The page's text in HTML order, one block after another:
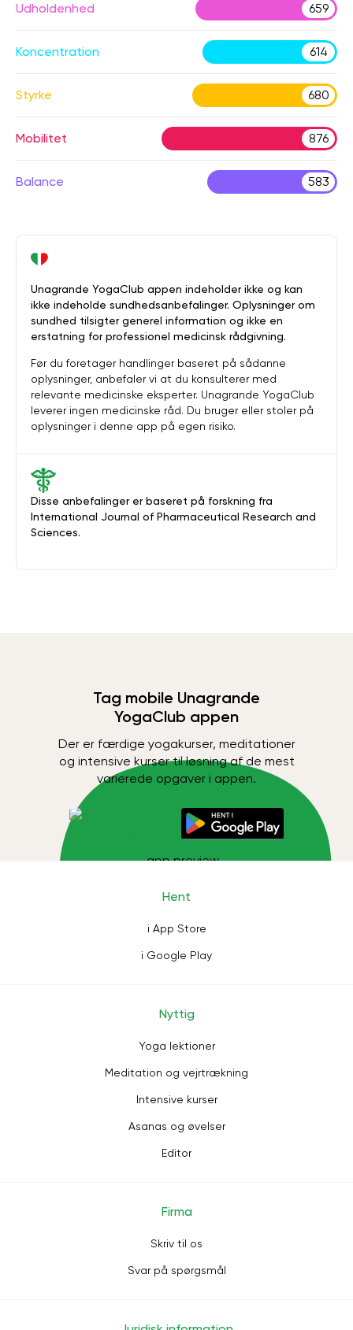
Udholdenhed 659
Koncentration 614
Styrke 680
Mobilitet 876
Balance 583
Disse anbefalinger er baseret på forskning fra
International Journal of Pharmaceutical Research and
Sciences.
Unagrande YogaClub appen indeholder ikke og kan
ikke indeholde sundhedsanbefalinger. Oplysninger om
sundhed tilsigter generel information og ikke en
erstatning for professionel medicinsk rådgivning.
Før du foretager handlinger baseret på sådanne
oplysninger, anbefaler vi at du konsulterer med
relevante medicinske eksperter. Unagrande YogaClub
leverer ingen medicinske råd. Du bruger eller stoler på
oplysninger i denne app på egen risiko.
Tag mobile Unagrande
YogaClub appen
Der er færdige yogakurser, meditationer
og intensive kurser til løsning af de mest
varierede opgaver i appen.
Hent
i App Store
i Google Play
Nyttig
Yoga lektioner
Meditation og vejrtrækning
Intensive kurser
Asanas og øvelser
Editor
Firma
Skriv til os
Svar på spørgsmål